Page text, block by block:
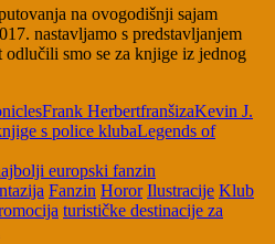
na ovogodišnji sajam
nastavljamo s predstavljanjem
smo se za knjige iz jednog
Frank HerbertfranšizaKevin J.
s police klubaLegends of
Fanzin Horor Ilustracije Klub
turističke destinacije za